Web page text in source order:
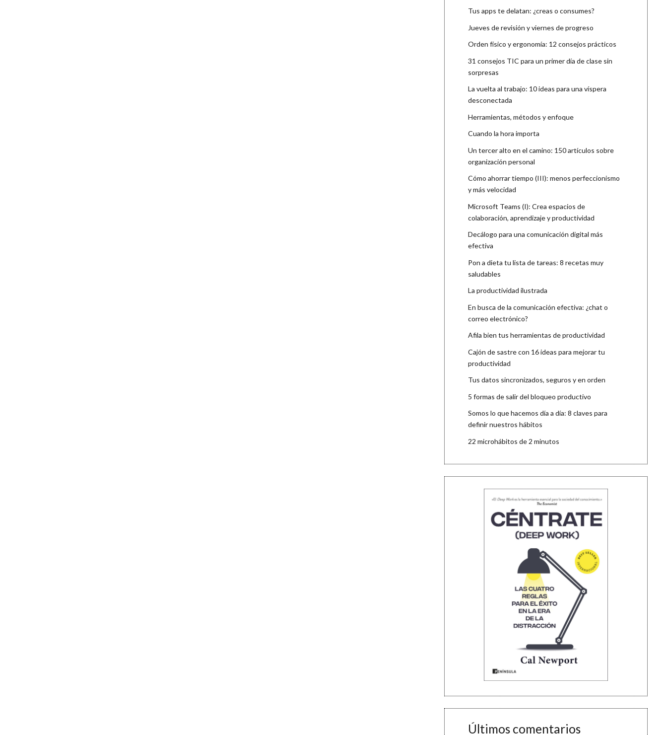
Tus apps te delatan: ¿creas o consumes?
Jueves de revisión y viernes de progreso
Orden físico y ergonomía: 12 consejos prácticos
31 consejos TIC para un primer día de clase sin
sorpresas
La vuelta al trabajo: 10 ideas para una víspera
desconectada
Herramientas, métodos y enfoque
Cuando la hora importa
Un tercer alto en el camino: 150 artículos sobre
organización personal
Cómo ahorrar tiempo (III): menos perfeccionismo
y más velocidad
Microsoft Teams (I): Crea espacios de
colaboración, aprendizaje y productividad
Decálogo para una comunicación digital más
efectiva
Pon a dieta tu lista de tareas: 8 recetas muy
saludables
La productividad ilustrada
En busca de la comunicación efectiva: ¿chat o
correo electrónico?
Afila bien tus herramientas de productividad
Cajón de sastre con 16 ideas para mejorar tu
productividad
Tus datos sincronizados, seguros y en orden
5 formas de salir del bloqueo productivo
Somos lo que hacemos día a día: 8 claves para
definir nuestros hábitos
22 microhábitos de 2 minutos
Últimos comentarios